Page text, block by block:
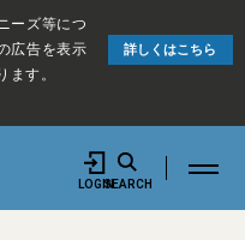
ーズ等につ
広告を表示
す。
詳しくはこちら
LOGINSEARCH